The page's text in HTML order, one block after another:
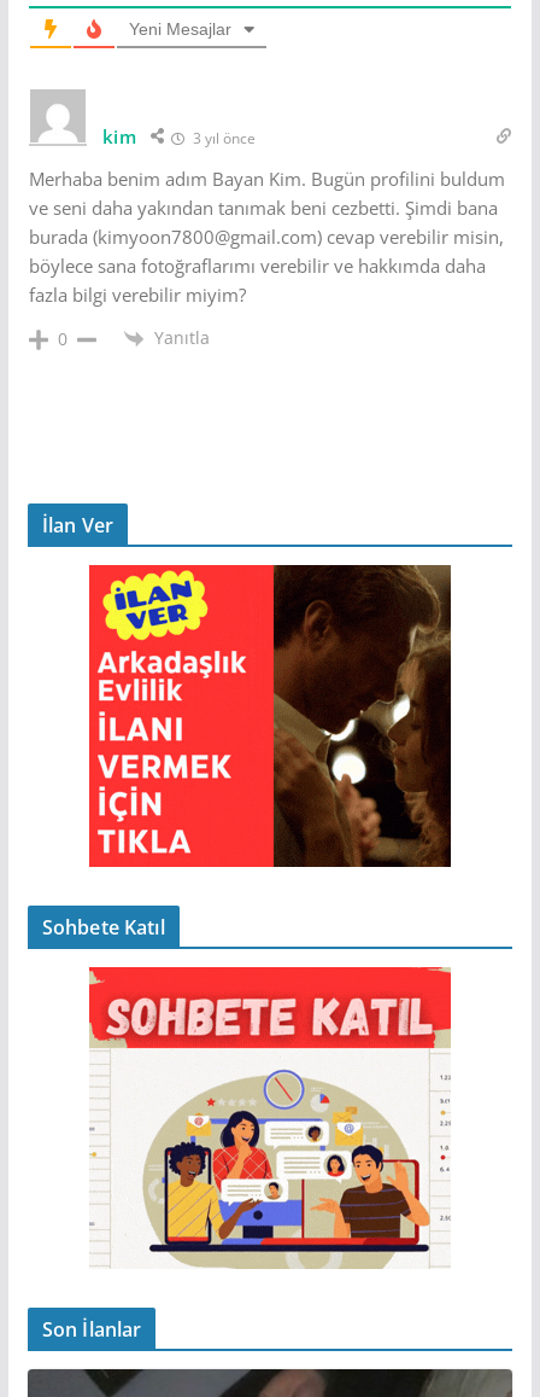
Yeni Mesajlar
kim 3 yıl önce
Merhaba benim adım Bayan Kim. Bugün profilini buldum
ve seni daha yakından tanımak beni cezbetti. Şimdi bana
burada (kimyoon7800@gmail.com) cevap verebilir misin,
böylece sana fotoğraflarımı verebilir ve hakkımda daha
fazla bilgi verebilir miyim?
0 Yanıtla
İlan Ver
Sohbete Katıl
Son İlanlar